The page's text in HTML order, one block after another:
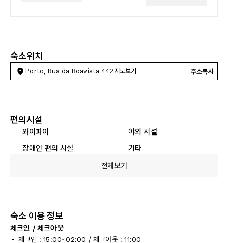
숙소위치
Porto, Rua da Boavista 442 지도보기 주소복사
편의시설
와이파이
야외 시설
장애인 편의 시설
기타
전체보기
숙소 이용 정보
체크인 / 체크아웃
체크인 : 15:00~02:00 / 체크아웃 : 11:00